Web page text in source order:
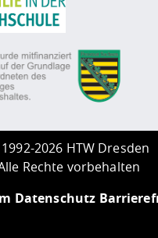
1992-2026 HTW Dresden
Rechte vorbehalten
Datenschutz